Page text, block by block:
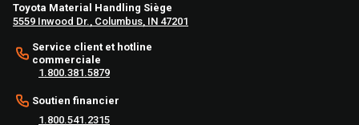
Toyota Material Handling Siège
5559 Inwood Dr., Columbus, IN 47201
Service client et hotline
commerciale
1.800.381.5879
Soutien financier
1.800.541.2315